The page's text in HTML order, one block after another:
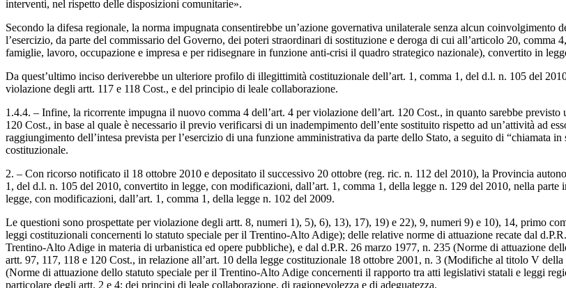
interventi, nel rispetto delle disposizioni comunitarie».
Secondo la difesa regionale, la norma impugnata consentirebbe un’azione governativa unilaterale senza alcun
l’esercizio, da parte del commissario del Governo, dei poteri straordinari di sostituzione e deroga di cui all’articolo 20,
famiglie, lavoro, occupazione e impresa e per ridisegnare in funzione anti-crisi il quadro strategico nazionale), convertito in
Da quest’ultimo inciso deriverebbe un ulteriore profilo di illegittimità costituzionale dell’art. 1, comma 1, del d.l. n. 105 del
violazione degli artt. 117 e 118 Cost., e del principio di leale collaborazione.
1.4.4. – Infine, la ricorrente impugna il nuovo comma 4 dell’art. 4 per violazione dell’art. 120 Cost., in quanto sarebbe
120 Cost., in base al quale è necessario il previo verificarsi di un inadempimento dell’ente sostituito rispetto ad un’attività ad
raggiungimento dell’intesa prevista per l’esercizio di una funzione amministrativa da parte dello Stato, a seguito di “chiamata
costituzionale.
2. – Con ricorso notificato il 18 ottobre 2010 e depositato il successivo 20 ottobre (reg. ric. n. 112 del 2010), la Provincia
1, del d.l. n. 105 del 2010, convertito in legge, con modificazioni, dall’art. 1, comma 1, della legge n. 129 del 2010, nella
legge, con modificazioni, dall’art. 1, comma 1, della legge n. 102 del 2009.
Le questioni sono prospettate per violazione degli artt. 8, numeri 1), 5), 6), 13), 17), 19) e 22), 9, numeri 9) e 10), 14, primo
leggi costituzionali concernenti lo statuto speciale per il Trentino-Alto Adige); delle relative norme di attuazione recate dal
Trentino-Alto Adige in materia di urbanistica ed opere pubbliche), e dal d.P.R. 26 marzo 1977, n. 235 (Norme di attuazione
artt. 97, 117, 118 e 120 Cost., in relazione all’art. 10 della legge costituzionale 18 ottobre 2001, n. 3 (Modifiche al titolo V
(Norme di attuazione dello statuto speciale per il Trentino-Alto Adige concernenti il rapporto tra atti legislativi statali e leggi
particolare degli artt. 2 e 4; dei principi di leale collaborazione, di ragionevolezza e di adeguatezza.